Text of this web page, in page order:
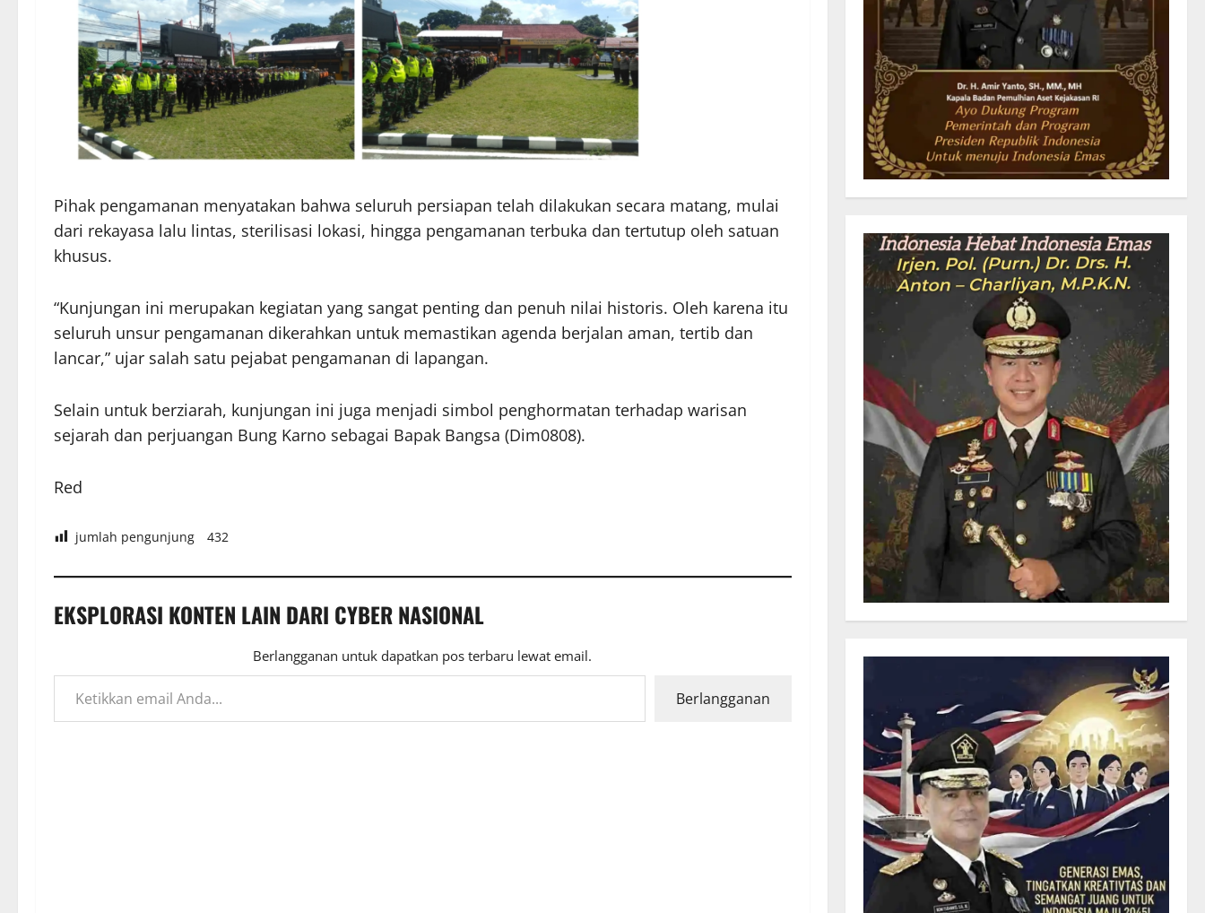
Pihak pengamanan menyatakan bahwa seluruh persiapan telah dilakukan secara matang, mulai
dari rekayasa lalu lintas, sterilisasi lokasi, hingga pengamanan terbuka dan tertutup oleh satuan
khusus.
“Kunjungan ini merupakan kegiatan yang sangat penting dan penuh nilai historis. Oleh karena itu
seluruh unsur pengamanan dikerahkan untuk memastikan agenda berjalan aman, tertib dan
lancar,” ujar salah satu pejabat pengamanan di lapangan.
Selain untuk berziarah, kunjungan ini juga menjadi simbol penghormatan terhadap warisan
sejarah dan perjuangan Bung Karno sebagai Bapak Bangsa (Dim0808).
Red
jumlah pengunjung 432
EKSPLORASI KONTEN LAIN DARI CYBER NASIONAL
Berlangganan untuk dapatkan pos terbaru lewat email.
Ketikkan email Anda...
Berlangganan